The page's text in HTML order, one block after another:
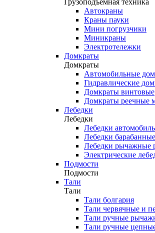
Грузоподъемная техника
Автокраны
Краны пауки
Мини погрузчики
Миникраны
Электротележки
Домкраты
Домкраты
Автомобильные
Гидравлические
Домкраты винтовые
Домкраты реечные
Лебедки
Лебедки
Лебедки
Лебедки
Лебедки
Электрические
Подмости
Подмости
Тали
Тали
Тали болгария
Тали червячные и
Тали ручные
Тали ручные